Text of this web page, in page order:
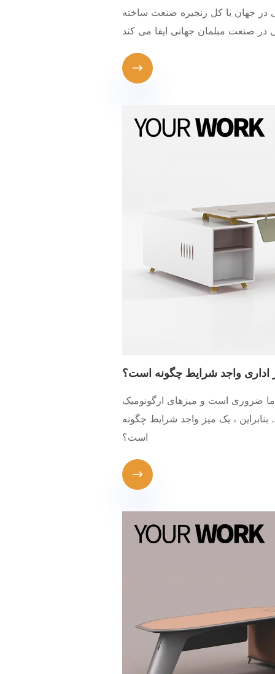
در جهان با کل زنجیره صنعت ساخته

اداری واجد شرایط چگونه است؟
ما ضروری است و میزهای ارگونومیک
، یک میز واجد شرایط چگونه
است؟
